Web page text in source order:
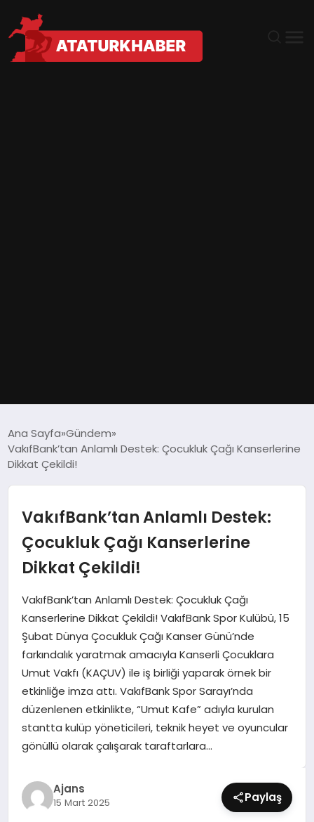
DÜNYA
MAGAZIN
SAĞLIK
SIYASET
SPOR
TEKNOLOJI
YAŞAM
Ana Sayfa Gündem
VakıfBank’tan Anlamlı Destek: Çocukluk Çağı Kanserlerine
Dikkat Çekildi!
VakıfBank’tan Anlamlı Destek:
Çocukluk Çağı Kanserlerine
Dikkat Çekildi!
VakıfBank’tan Anlamlı Destek: Çocukluk Çağı
Kanserlerine Dikkat Çekildi! VakıfBank Spor Kulübü, 15
Şubat Dünya Çocukluk Çağı Kanser Günü’nde
farkındalık yaratmak amacıyla Kanserli Çocuklara
Umut Vakfı (KAÇUV) ile iş birliği yaparak örnek bir
etkinliğe imza attı. VakıfBank Spor Sarayı’nda
düzenlenen etkinlikte, “Umut Kafe” adıyla kurulan
stantta kulüp yöneticileri, teknik heyet ve oyuncular
gönüllü olarak çalışarak taraftarlara…
Ajans
15 Mart 2025 Paylaş